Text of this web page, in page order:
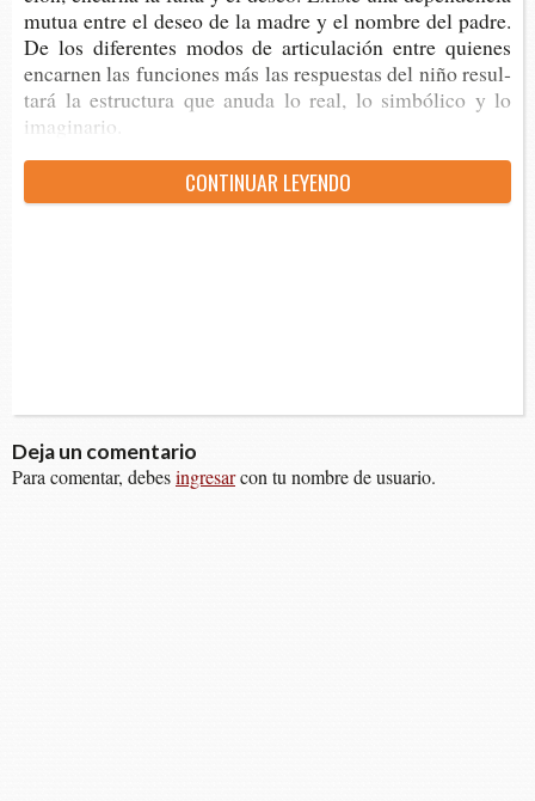
mutua entre el deseo de la madre y el nom­bre del padre.
De los dife­ren­tes modos de arti­cu­la­ción entre quie­nes
encar­nen las fun­cio­nes más las res­pues­tas del niño resul­
ta­rá la estruc­tu­ra que anuda lo real, lo sim­bó­li­co y lo
imaginario.
CON­TI­NUAR LEYENDO
Deja un comentario
Para comentar, debesingresarcon tu nombre de usuario.